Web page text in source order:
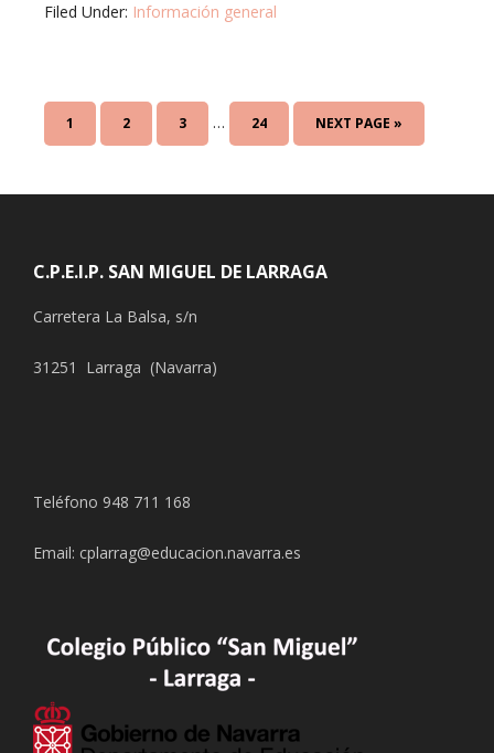
Filed Under: Información general
PAGE
1 PAGE
2 PAGE
3
Interim
pages
… PAGE
24
GO
TO
NEXT PAGE »
C.P.E.I.P. SAN MIGUEL DE LARRAGA
Carretera La Balsa, s/n
31251 Larraga (Navarra)
Teléfono 948 711 168
Email: cplarrag@educacion.navarra.es